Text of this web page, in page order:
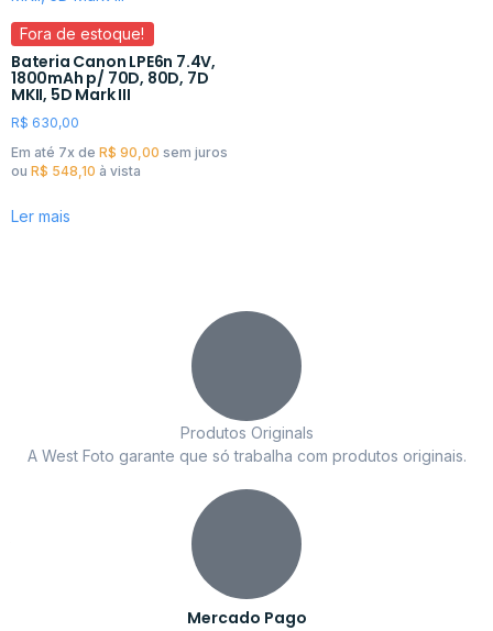
Fora de estoque!
Bateria Canon LPE6n 7.4V,
1800mAh p/ 70D, 80D, 7D
MKII, 5D Mark III
R$ 630,00
Em até 7x de R$ 90,00 sem juros
ou R$ 548,10 à vista
Ler mais
Produtos Originals
A West Foto garante que só trabalha com produtos originais.
Mercado Pago